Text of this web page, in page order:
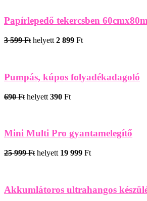
Papírlepedő tekercsben
3 599 Ft helyett 2 899 Ft
Pumpás, kúpos folyadékadagoló
690 Ft helyett 390 Ft
Mini Multi Pro gyantamelegítő
25 999 Ft helyett 19 999 Ft
Akkumlátoros ultrahangos